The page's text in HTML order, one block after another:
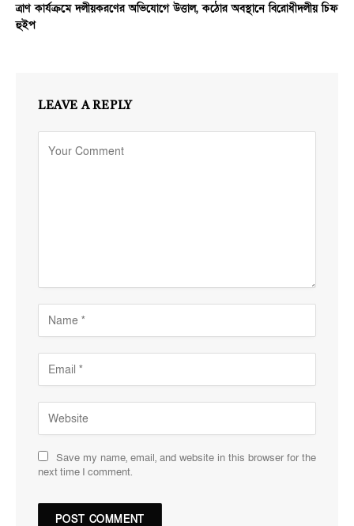
ত্রাণ কার্যক্রমে দলীয়করণের অভিযোগে উত্তাল, কঠোর অবস্থানে বিরোধীদলীয় চিফ
হুইপ
LEAVE A REPLY
Save my name, email, and website in this browser for the
next time I comment.